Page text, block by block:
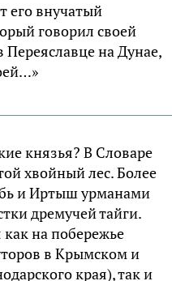
его внучатый
говорил своей
на Дунае,
князья? В Словаре
хвойный лес. Более
и Иртыш урманами
дремучей тайги.
на побережье
в Крымcком и
крaя), тaк и